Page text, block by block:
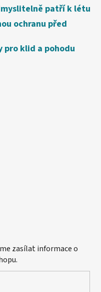
patří k létu
ochranu před
pro klid a pohodu
zasílat informace o